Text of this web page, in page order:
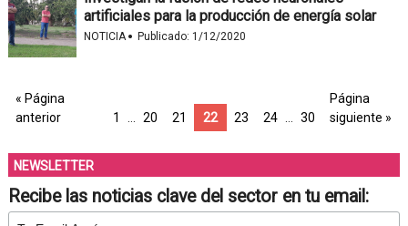
artificiales para la producción de energía solar
NOTICIA· Publicado: 1/12/2020
« Página
anterior
1 20 21 22 23 24 30
Página
siguiente »
NEWSLETTER
Recibe las noticias clave del sector en tu email: